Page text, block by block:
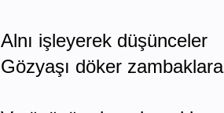
Alnı işleyerek düşünceler
Gözyaşı döker zambaklara